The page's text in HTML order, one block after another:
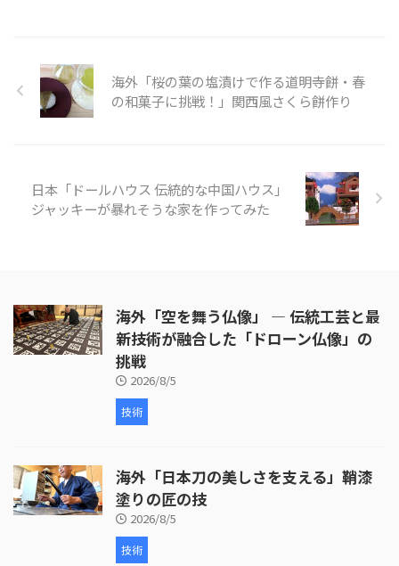
ガイドをつける必要がある。今回
の旅は、小笠原の歴史についても
触れている。また、自然保護のた
め、靴についた砂や種を落とす必
小笠原」の様子を見てみましょ
う。 引 ...
海外「桜の葉の塩漬けで作る道明寺餅・春
の和菓子に挑戦！」関西風さくら餅作り
日本「ドールハウス 伝統的な中国ハウス」
ジャッキーが暴れそうな家を作ってみた
海外「空を舞う仏像」 ― 伝統工芸と最
新技術が融合した「ドローン仏像」の
挑戦
2026/8/5
技術
海外「日本刀の美しさを支える」鞘漆
塗りの匠の技
2026/8/5
技術